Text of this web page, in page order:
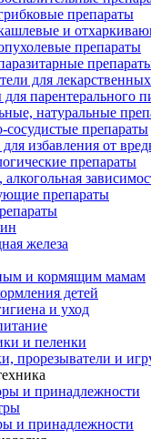
препараты
и
препараты
для
для парентерального
натуральные
сосудистые препараты
для избавления от
препараты
алкогольная
препараты
железа
и кормящим мамам
детей
и уход
и пеленки
прорезыватели и
и принадлежности
и принадлежности